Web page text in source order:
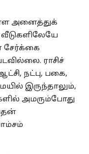
அனைத்துக்
வீடுகளிலேயே
சேர்க்கை
ராசிச்
நட்பு, பகை,
இருந்தாலும்,
அமரும்போது